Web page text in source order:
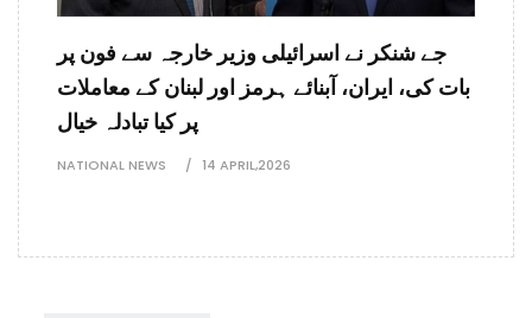
جے شنکر نے اسرائیلی وزیر خارجہ سے فون پر
بات کی، ایران، آبنائے ہرمز اور لبنان کے معاملات
پر کیا تبادلہ خیال
NATIONAL NEWS 14 APRIL,2026